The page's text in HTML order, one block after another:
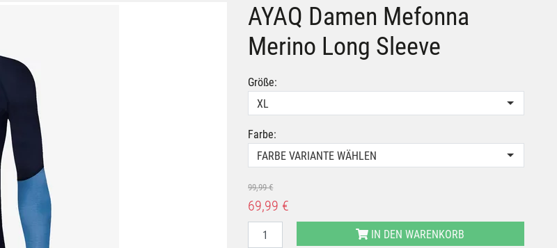
AYAQ Damen Mefonna
Merino Long Sleeve
Größe:
XL
Farbe:
FARBE VARIANTE WÄHLEN
99,99 €
69,99 €
IN DEN WARENKORB